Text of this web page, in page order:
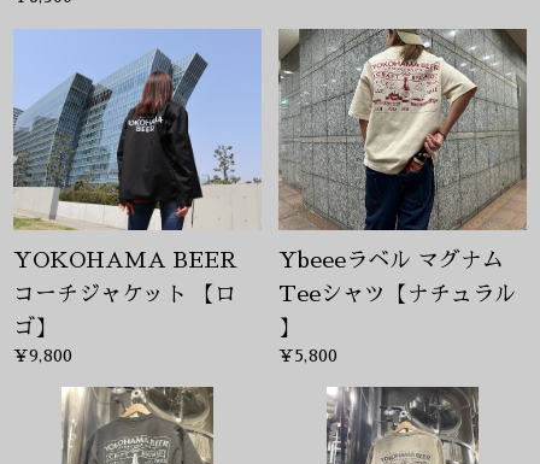
YOKOHAMA BEER
コーチジャケット 【ロ
ゴ】
¥9,800
Ybeeeラベル マグナム
Teeシャツ【ナチュラル
】
¥5,800